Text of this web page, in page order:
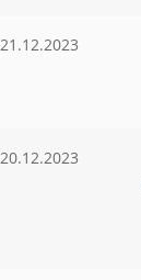
21.12.2023
20.12.2023